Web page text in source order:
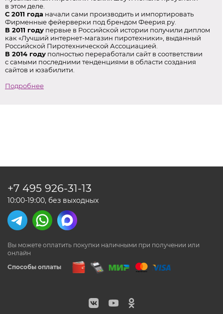
в этом деле.
С 2011 года начали сами производить и импортировать
Фирменные фейерверки под брендом Феерия.ру.
В 2011 году первые в Российской истории получили диплом
как «Лучший интернет-магазин пиротехники», выданный
Российской Пиротехнической Ассоциацией.
В 2014 году полностью переработали сайт в соответствии
с самыми последними тенденциями в области создания
сайтов и юзабилити.
Подробнее
Способы оплаты
Вы можете оплатить покупки наличными при получении или
онлайн
+7 495 926-31-13
10:00-19:00, без выходных